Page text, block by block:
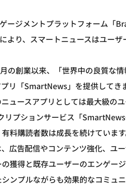
ージメントプラットフォーム「
より、スマートニュースはユー
の創業以来、「世界中の良質な
リ「SmartNews」を提供して
ュースアプリとしては最大級のユ
リプションサービス「
料購読者数は成長を続けています
広告配信やコンテンツ強化、ユ
獲得と既存ユーザーのエンゲー
ンプルながらも効果的なコミュ